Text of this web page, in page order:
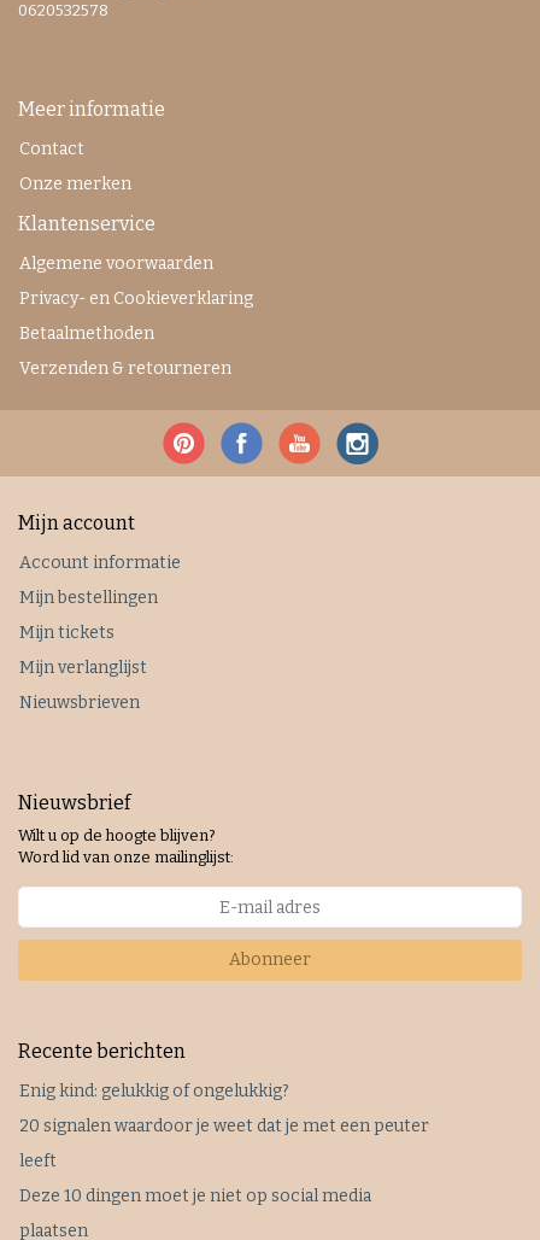
0620532578
Meer informatie
Contact
Onze merken
Klantenservice
Algemene voorwaarden
Privacy- en Cookieverklaring
Betaalmethoden
Verzenden & retourneren
Mijn account
Account informatie
Mijn bestellingen
Mijn tickets
Mijn verlanglijst
Nieuwsbrieven
Nieuwsbrief
Wilt u op de hoogte blijven?
Word lid van onze mailinglijst:
Abonneer
Recente berichten
Enig kind: gelukkig of ongelukkig?
20 signalen waardoor je weet dat je met een peuter
leeft
Deze 10 dingen moet je niet op social media
plaatsen